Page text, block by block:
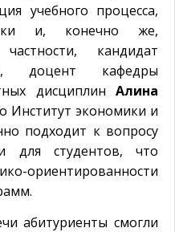
учебного процесса,
и, конечно же,
кандидат
доцент кафедры
дисциплин Алина
Институт экономики и
подходит к вопросу
для студентов, что
абитуриенты смогли